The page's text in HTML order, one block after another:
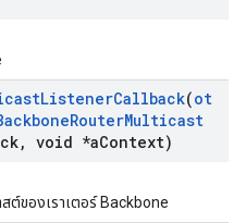
ListenerCallback(ot
RouterMulticast
, void *aContext)
ต์ของเราเตอร์ Backbone